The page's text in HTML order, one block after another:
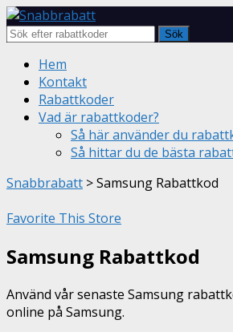
Sök
Skip
content
Hem
Kontakt
Rabattkoder
Vad är rabattkoder?
Så här använder du
Så hittar du de bästa
Snabbrabatt >Samsung Rabattkod
Favorite This Store
Samsung Rabattkod
Använd vår senaste Samsung
online på Samsung.